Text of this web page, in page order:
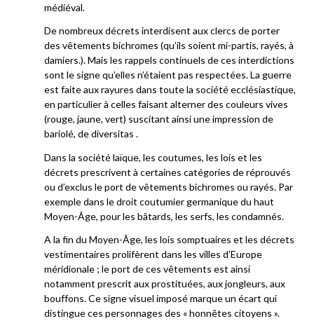
médiéval.
De nombreux décrets interdisent aux clercs de porter
des vêtements bichromes (qu’ils soient mi-partis, rayés, à
damiers.). Mais les rappels continuels de ces interdictions
sont le signe qu’elles n’étaient pas respectées. La guerre
est faite aux rayures dans toute la société ecclésiastique,
en particulier à celles faisant alterner des couleurs vives
(rouge, jaune, vert) suscitant ainsi une impression de
bariolé, de diversitas .
Dans la société laïque, les coutumes, les lois et les
décrets prescrivent à certaines catégories de réprouvés
ou d’exclus le port de vêtements bichromes ou rayés. Par
exemple dans le droit coutumier germanique du haut
Moyen-Âge, pour les bâtards, les serfs, les condamnés.
A la fin du Moyen-Âge, les lois somptuaires et les décrets
vestimentaires prolifèrent dans les villes d’Europe
méridionale ; le port de ces vêtements est ainsi
notamment prescrit aux prostituées, aux jongleurs, aux
bouffons. Ce signe visuel imposé marque un écart qui
distingue ces personnages des « honnêtes citoyens ».